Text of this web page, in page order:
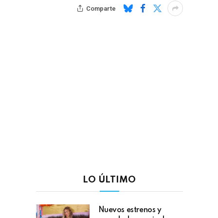
Comparte
LO ÚLTIMO
Nuevos estrenos y